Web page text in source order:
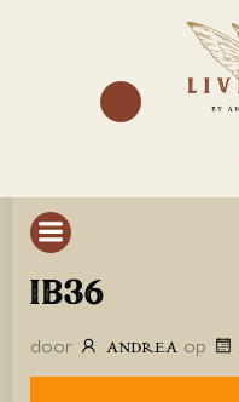
IB36
door ANDREA op